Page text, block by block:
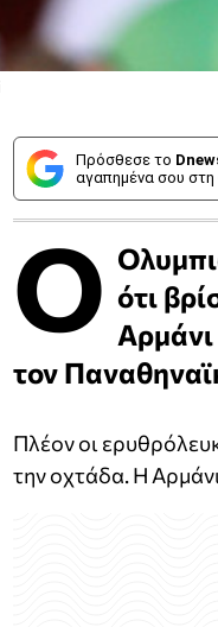
Πρόσθεσε το
αγαπημένα σου
Ο ότι
Αρμάνι
τον
Πλέον οι
την οχτάδα. Η